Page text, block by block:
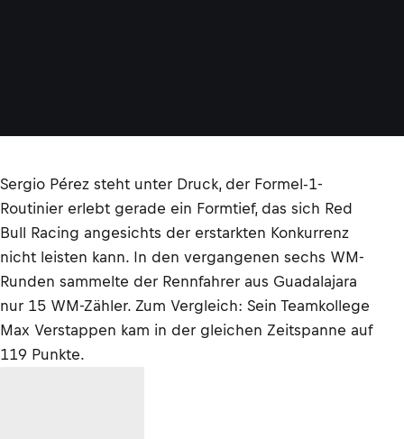
Sergio Pérez steht unter Druck, der Formel-1-
Routinier erlebt gerade ein Formtief, das sich Red
Bull Racing angesichts der erstarkten Konkurrenz
nicht leisten kann. In den vergangenen sechs WM-
Runden sammelte der Rennfahrer aus Guadalajara
nur 15 WM-Zähler. Zum Vergleich: Sein Teamkollege
Max Verstappen kam in der gleichen Zeitspanne auf
119 Punkte.